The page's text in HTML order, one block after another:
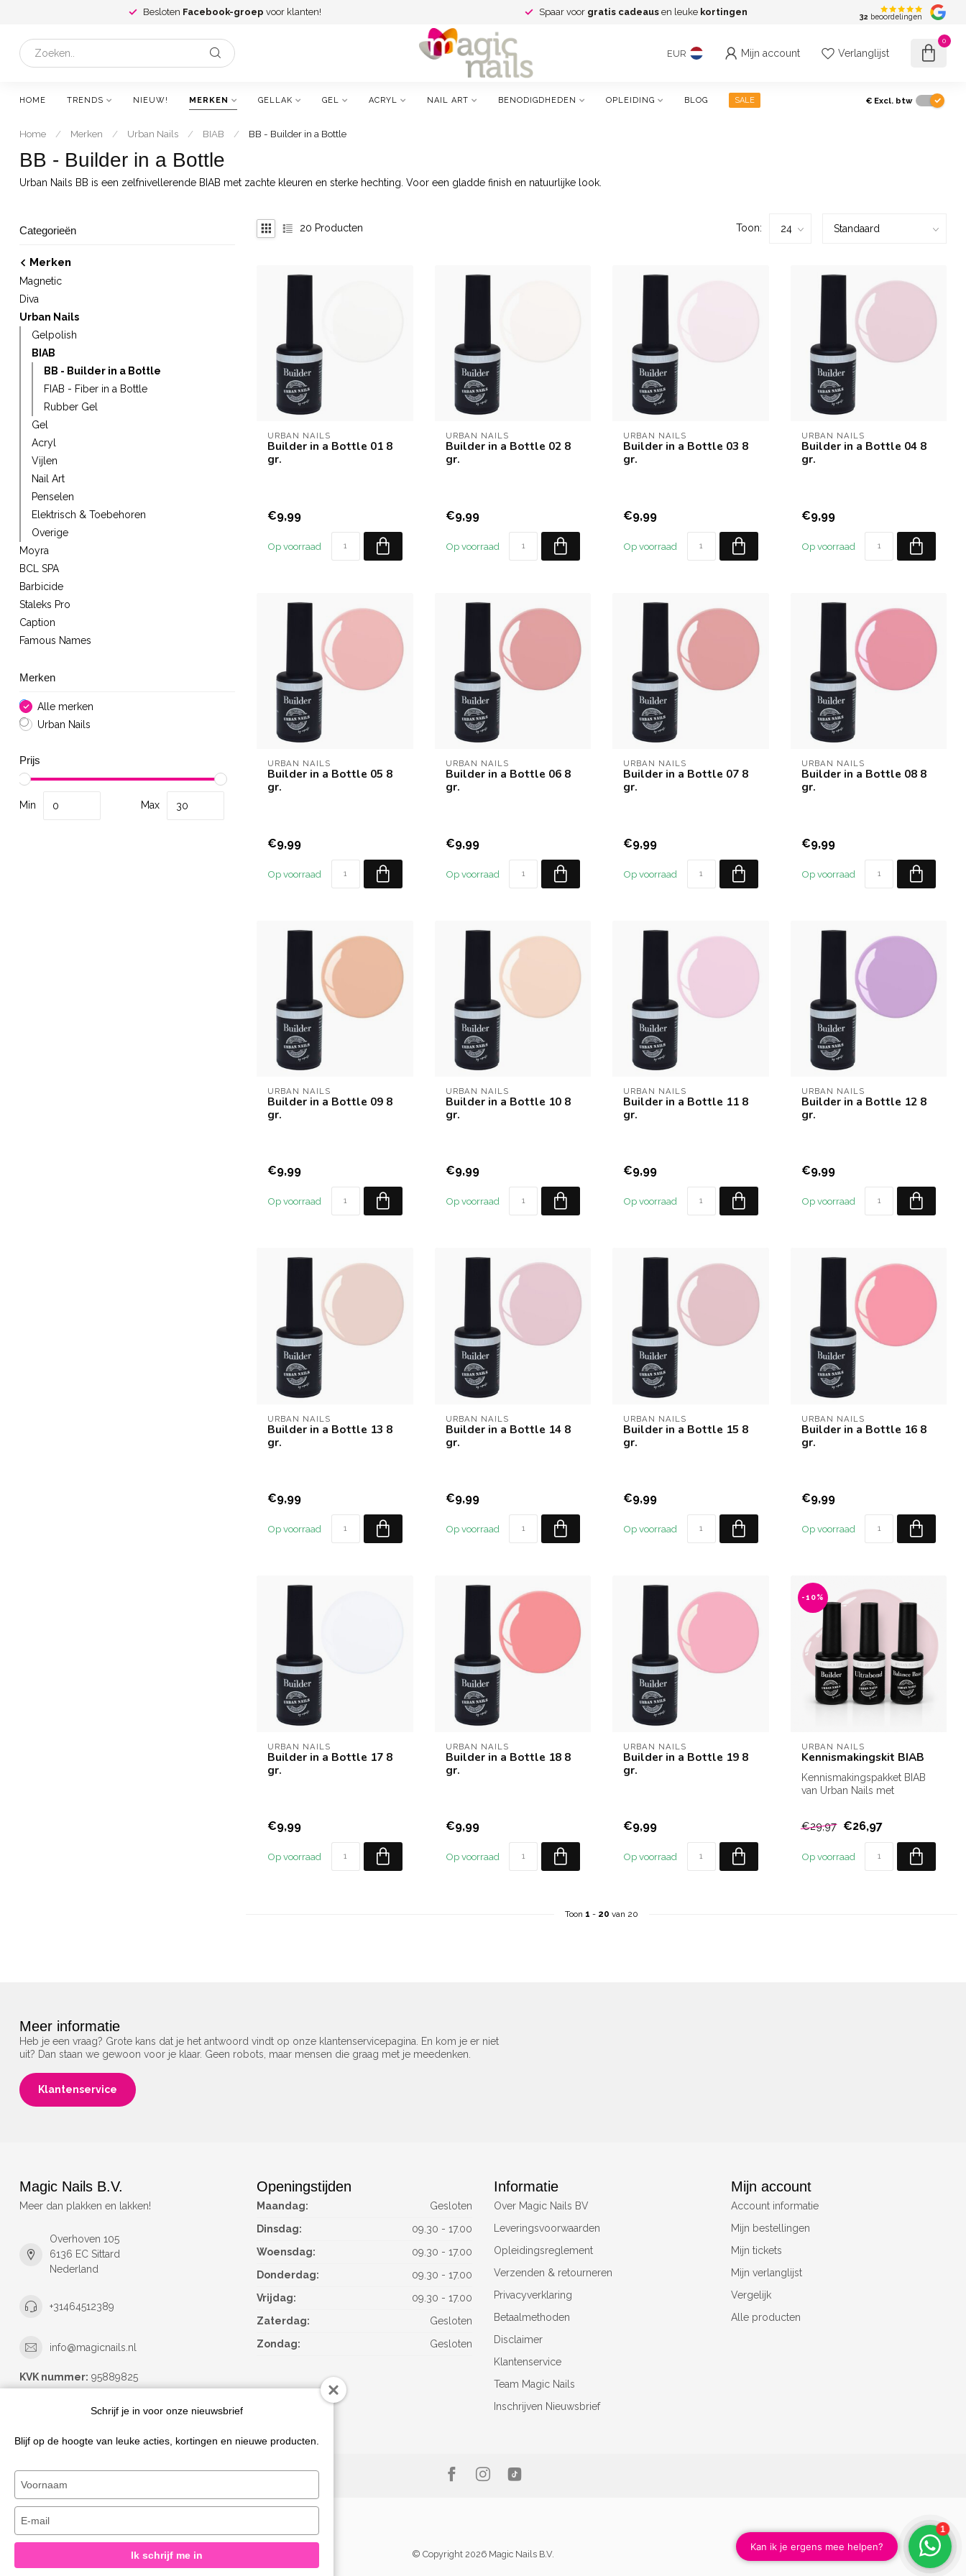
Besloten Facebook-groep voor klanten! Spaar voor gratis cadeaus en leuke kortingen 32 beoordelingen
EUR Mijn account Verlanglijst
0
HOME TRENDS NIEUW! MERKEN GELLAK GEL ACRYL NAIL ART BENODIGDHEDEN OPLEIDING BLOG SALE € Excl. btw
Home / Merken / Urban Nails / BIAB / BB - Builder in a Bottle
BB - Builder in a Bottle
Urban Nails BB is een zelfnivellerende BIAB met zachte kleuren en sterke hechting. Voor een gladde finish en natuurlijke look.
Categorieën
Merken
Magnetic
Diva
Urban Nails
Gelpolish
BIAB
BB - Builder in a Bottle
FIAB - Fiber in a Bottle
Rubber Gel
Gel
Acryl
Vijlen
Nail Art
Penselen
Elektrisch & Toebehoren
Overige
Moyra
BCL SPA
Barbicide
Staleks Pro
Caption
Famous Names
Merken
Alle merken
Urban Nails
Prijs
Min Max
20 Producten Toon:
URBAN NAILS
Builder in a Bottle 01 8
gr.
€9,99
Op voorraad
URBAN NAILS
Builder in a Bottle 02 8
gr.
€9,99
Op voorraad
URBAN NAILS
Builder in a Bottle 03 8
gr.
€9,99
Op voorraad
URBAN NAILS
Builder in a Bottle 04 8
gr.
€9,99
Op voorraad
URBAN NAILS
Builder in a Bottle 05 8
gr.
€9,99
Op voorraad
URBAN NAILS
Builder in a Bottle 06 8
gr.
€9,99
Op voorraad
URBAN NAILS
Builder in a Bottle 07 8
gr.
€9,99
Op voorraad
URBAN NAILS
Builder in a Bottle 08 8
gr.
€9,99
Op voorraad
URBAN NAILS
Builder in a Bottle 09 8
gr.
€9,99
Op voorraad
URBAN NAILS
Builder in a Bottle 10 8
gr.
€9,99
Op voorraad
URBAN NAILS
Builder in a Bottle 11 8
gr.
€9,99
Op voorraad
URBAN NAILS
Builder in a Bottle 12 8
gr.
€9,99
Op voorraad
URBAN NAILS
Builder in a Bottle 13 8
gr.
€9,99
Op voorraad
URBAN NAILS
Builder in a Bottle 14 8
gr.
€9,99
Op voorraad
URBAN NAILS
Builder in a Bottle 15 8
gr.
€9,99
Op voorraad
URBAN NAILS
Builder in a Bottle 16 8
gr.
€9,99
Op voorraad
URBAN NAILS
Builder in a Bottle 17 8
gr.
€9,99
Op voorraad
URBAN NAILS
Builder in a Bottle 18 8
gr.
€9,99
Op voorraad
URBAN NAILS
Builder in a Bottle 19 8
gr.
€9,99
Op voorraad
-10%
URBAN NAILS
Kennismakingskit BIAB
Kennismakingspakket BIAB
van Urban Nails met
€29,97 €26,97
Op voorraad
Toon 1 - 20 van 20
Meer informatie
Heb je een vraag? Grote kans dat je het antwoord vindt op onze klantenservicepagina. En kom je er niet
uit? Dan staan we gewoon voor je klaar. Geen robots, maar mensen die graag met je meedenken.
Klantenservice
Magic Nails B.V.
Meer dan plakken en lakken!
Overhoven 105
6136 EC Sittard
Nederland
+31464512389
info@magicnails.nl
KVK nummer: 95889825
Openingstijden
Maandag:
Gesloten
Dinsdag:
09.30 - 17.00
Woensdag:
09.30 - 17.00
Donderdag:
09.30 - 17.00
Vrijdag:
09.30 - 17.00
Zaterdag:
Gesloten
Zondag:
Gesloten
Informatie
Over Magic Nails BV
Leveringsvoorwaarden
Opleidingsreglement
Verzenden & retourneren
Privacyverklaring
Betaalmethoden
Disclaimer
Klantenservice
Team Magic Nails
Inschrijven Nieuwsbrief
Mijn account
Account informatie
Mijn bestellingen
Mijn tickets
Mijn verlanglijst
Vergelijk
Alle producten
© Copyright 2026 Magic Nails B.V.
Schrijf je in voor onze nieuwsbrief
Blijf op de hoogte van leuke acties, kortingen en nieuwe producten.
naam
e-
mailadres
Ik schrijf me in